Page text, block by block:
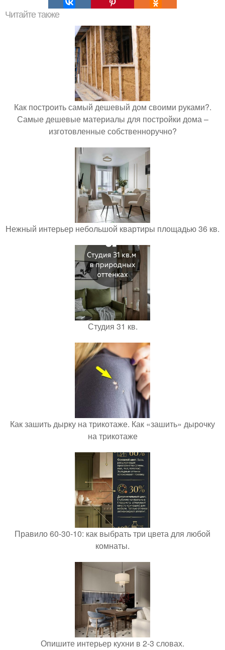
Читайте также
Как построить самый дешевый дом своими руками?.
Самые дешевые материалы для постройки дома –
изготовленные собственноручно?
Нежный интерьер небольшой квартиры площадью 36 кв.
Студия 31 кв.
Как зашить дырку на трикотаже. Как «зашить» дырочку
на трикотаже
Правило 60-30-10: как выбрать три цвета для любой
комнаты.
Опишите интерьер кухни в 2-3 словах.